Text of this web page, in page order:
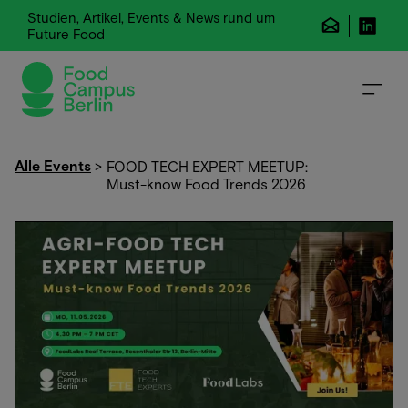
Alle Events > FOOD TECH EXPERT MEETUP:
Must-know Food Trends 2026
Studien, Artikel, Events & News rund um
Future Food